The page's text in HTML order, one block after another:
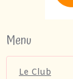
Menu
Le Club